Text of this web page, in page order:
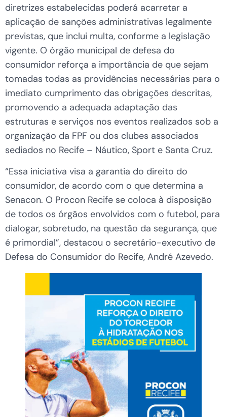
diretrizes estabelecidas poderá acarretar a
aplicação de sanções administrativas legalmente
previstas, que inclui multa, conforme a legislação
vigente. O órgão municipal de defesa do
consumidor reforça a importância de que sejam
tomadas todas as providências necessárias para o
imediato cumprimento das obrigações descritas,
promovendo a adequada adaptação das
estruturas e serviços nos eventos realizados sob a
organização da FPF ou dos clubes associados
sediados no Recife – Náutico, Sport e Santa Cruz.
“Essa iniciativa visa a garantia do direito do
consumidor, de acordo com o que determina a
Senacon. O Procon Recife se coloca à disposição
de todos os órgãos envolvidos com o futebol, para
dialogar, sobretudo, na questão da segurança, que
é primordial”, destacou o secretário-executivo de
Defesa do Consumidor do Recife, André Azevedo.